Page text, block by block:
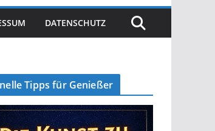
DATENSCHUTZ
Tipps für Genießer